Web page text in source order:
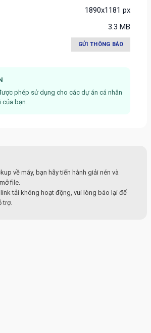
1890x1181 px
3.3 MB
GỬI THÔNG BÁO
phép sử dụng cho các dự án cá nhân
bạn.
về máy, bạn hãy tiến hành giải nén và
file.
tải không hoạt động, vui lòng báo lại để
trợ.